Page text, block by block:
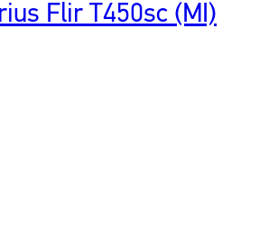
Flir T450sc (MI)